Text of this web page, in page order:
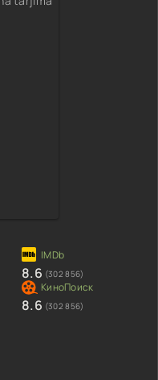
8.6 (302 856)
8.6 (302 856)